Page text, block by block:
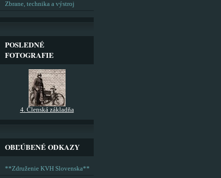
Zbrane, technika a výstroj
POSLEDNÉ
FOTOGRAFIE
4. Členská základňa
OBĽÚBENÉ ODKAZY
**Združenie KVH Slovenska**